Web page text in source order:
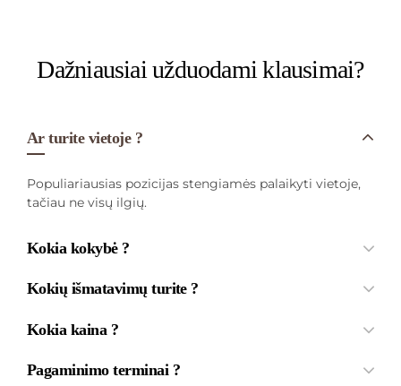
Dažniausiai užduodami klausimai?
Ar turite vietoje ?
Populiariausias pozicijas stengiamės palaikyti vietoje,
tačiau ne visų ilgių.
Kokia kokybė ?
Kokių išmatavimų turite ?
Kokia kaina ?
Pagaminimo terminai ?